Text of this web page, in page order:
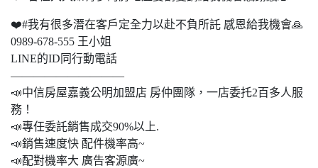
❤️#我有很多潛在客戶定全力以赴不負所託 感恩給我機會🙏
0989-678-555 王小姐
LINE的ID同行動電話
——————————
📣中信房屋嘉義公明加盟店 房仲團隊，一店委托2百多人服
務！
📣專任委託銷售成交90%以上.
📣銷售速度快 配件機率高~
📣配對機率大 廣告客源廣~